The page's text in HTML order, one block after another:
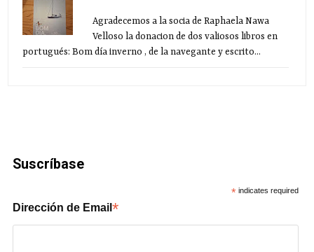
Agradecemos a la socia de Raphaela Nawa
Velloso la donacion de dos valiosos libros en
portugués: Bom día inverno , de la navegante y escrito...
Suscríbase
* indicates required
Dirección de Email*